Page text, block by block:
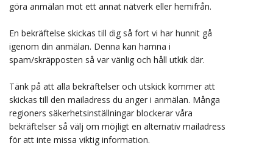
göra anmälan mot ett annat nätverk eller hemifrån.
En bekräftelse skickas till dig så fort vi har hunnit gå
igenom din anmälan. Denna kan hamna i
spam/skräpposten så var vänlig och håll utkik där.
Tänk på att alla bekräftelser och utskick kommer att
skickas till den mailadress du anger i anmälan. Många
regioners säkerhetsinställningar blockerar våra
bekräftelser så välj om möjligt en alternativ mailadress
för att inte missa viktig information.